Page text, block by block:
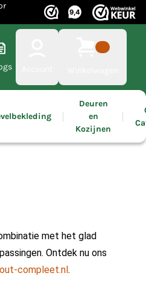
Deuren
en
Kozijnen
met het glad
Ontdek nu ons
compleet.nl.